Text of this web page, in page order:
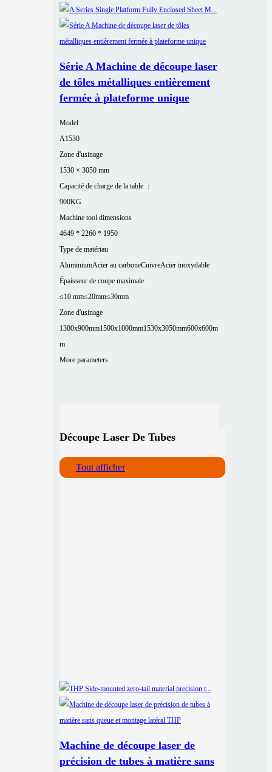
Série A Machine de découpe laser
de tôles métalliques entièrement
fermée à plateforme unique
Model
A1530
Zone d'usinage
1530 × 3050 mm
Capacité de charge de la table ：
900KG
Machine tool dimensions
4649 * 2260 * 1950
Type de matériau
AluminiumAcier au carboneCuivreAcier inoxydable
Épaisseur de coupe maximale
≤10 mm≤20mm≤30mm
Zone d'usinage
1300x900mm1500x1000mm1530x3050mm600x600m
m
More parameters
Découpe Laser De Tubes
Tout afficher
Machine de découpe laser de
précision de tubes à matière sans